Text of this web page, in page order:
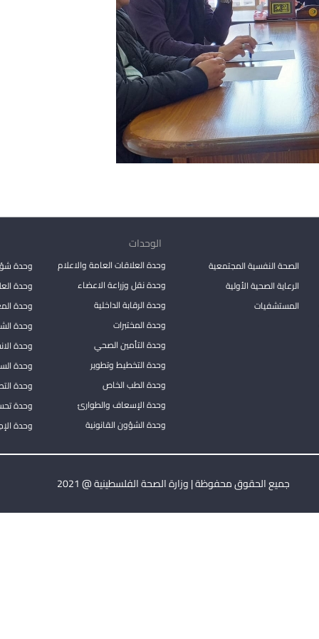
الصحة النفسية المجتمعية
الرعاية الصحية الأولية
المستشفيات
الوحدات
وحدة العلاقات العامة والاعلام
وحدة نقل وزراعة الاعضاء
وحدة الرقابة الداخلية
وحدة المختبرات
وحدة التأمين الصحي
وحدة التخطيط وتطوير
وحدة الطب الخاص
وحدة الإسعاف والطوارئ
وحدة الشؤون القانونية
وحدة
وحدة
وحدة
وحدة
وحدة
وحدة
وحدة
وحدة
وحدة
جميع الحقوق محفوظة | وزارة الصحة الفلسطينية @ 2021